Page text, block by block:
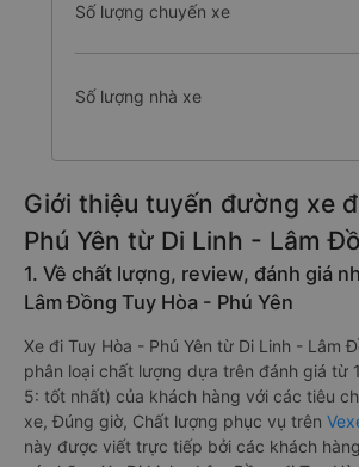
Số lượng chuyến xe
Số lượng nhà xe
Giới thiệu tuyến đường xe
Phú Yên từ Di Linh - Lâm
1. Về chất lượng, review, đánh giá
Lâm Đồng Tuy Hòa - Phú Yên
Xe đi Tuy Hòa - Phú Yên từ Di Linh - Lâm
phân loại chất lượng dựa trên đánh giá từ
5: tốt nhất) của khách hàng với các tiêu
xe, Đúng giờ, Chất lượng phục vụ trên
này được viết trực tiếp bởi các khách